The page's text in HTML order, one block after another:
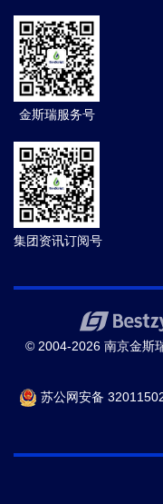
金斯瑞服务号
集团资讯订阅号
© 2004-2026 南京金斯
苏公网安备